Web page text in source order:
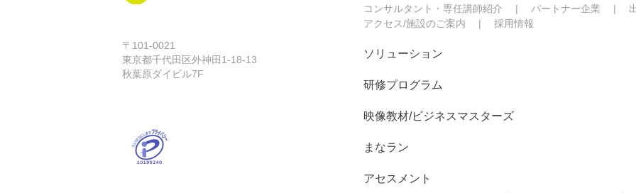
コンサルタント・専任講師紹介
パートナー企業
アクセス/施設のご案内
採用情報
ソリューション
研修プログラム
映像教材/ビジネスマスターズ
まなラン
アセスメント
〒101-0021
東京都千代田区外神田1-18-13
秋葉原ダイビル7F